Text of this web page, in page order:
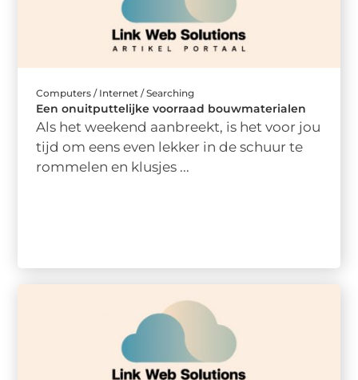
Computers / Internet / Searching
Een onuitputtelijke voorraad bouwmaterialen
Als het weekend aanbreekt, is het voor jou
tijd om eens even lekker in de schuur te
rommelen en klusjes ...